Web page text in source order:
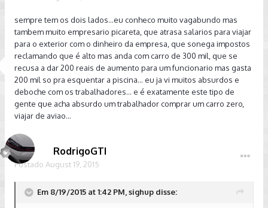
sempre tem os dois lados...eu conheco muito vagabundo mas
tambem muito empresario picareta, que atrasa salarios para viajar
para o exterior com o dinheiro da empresa, que sonega impostos
reclamando que é alto mas anda com carro de 300 mil, que se
recusa a dar 200 reais de aumento para um funcionario mas gasta
200 mil so pra esquentar a piscina... eu ja vi muitos absurdos e
deboche com os trabalhadores... e é exatamente este tipo de
gente que acha absurdo um trabalhador comprar um carro zero,
viajar de aviao...
RodrigoGTI
Postado August 19, 2015
Em 8/19/2015 at 1:42 PM, sighup disse: